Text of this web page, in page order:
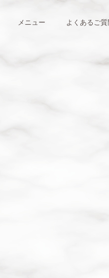
メニュー よくあるご